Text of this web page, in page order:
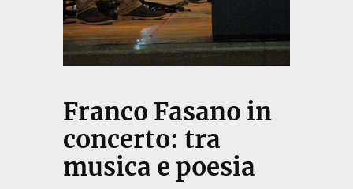
Franco Fasano in
concerto: tra
musica e poesia